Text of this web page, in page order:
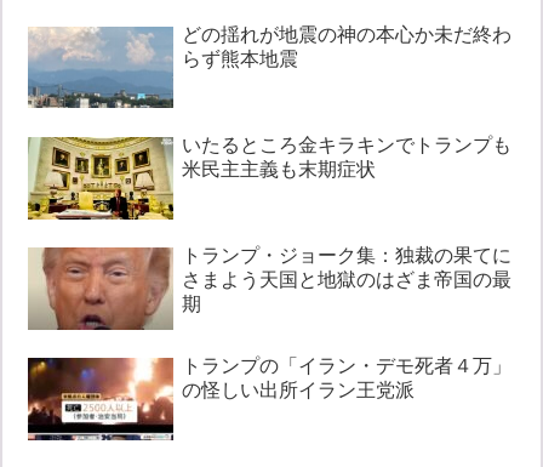
どの揺れが地震の神の本心か未だ終わ
らず熊本地震
いたるところ金キラキンでトランプも
米民主主義も末期症状
トランプ・ジョーク集：独裁の果てに
さまよう天国と地獄のはざま帝国の最
期
トランプの「イラン・デモ死者４万」
の怪しい出所イラン王党派